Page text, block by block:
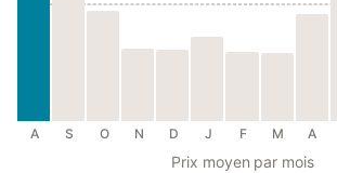
A S O N D J F M A
Prix moyen par mois